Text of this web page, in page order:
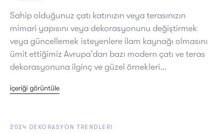
Sahip olduğunuz çatı katınızın veya terasınızın
mimari yapısını veya dekorasyonunu değiştirmek
veya güncellemek isteyenlere ilam kaynağı olmasını
ümit ettiğimiz Avrupa’dan bazı modern çatı ve teras
dekorasyonuna ilginç ve güzel örnekleri…
içeriği görüntüle
2024 DEKORASYON TRENDLERI